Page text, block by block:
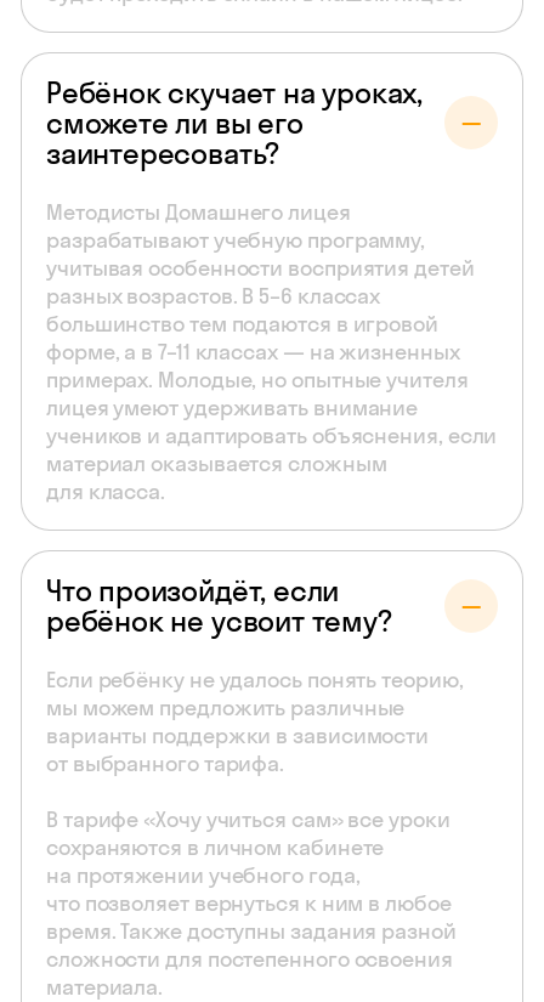
Ребёнок скучает на уроках,
сможете ли вы его
заинтересовать?
Методисты Домашнего лицея
разрабатывают учебную программу,
учитывая особенности восприятия детей
разных возрастов. В 5–6 классах
большинство тем подаются в игровой
форме, а в 7–11 классах — на жизненных
примерах. Молодые, но опытные учителя
лицея умеют удерживать внимание
учеников и адаптировать объяснения, если
материал оказывается сложным
для класса.
Что произойдёт, если
ребёнок не усвоит тему?
Если ребёнку не удалось понять теорию,
мы можем предложить различные
варианты поддержки в зависимости
от выбранного тарифа.
В тарифе «Хочу учиться сам» все уроки
сохраняются в личном кабинете
на протяжении учебного года,
что позволяет вернуться к ним в любое
время. Также доступны задания разной
сложности для постепенного освоения
материала.